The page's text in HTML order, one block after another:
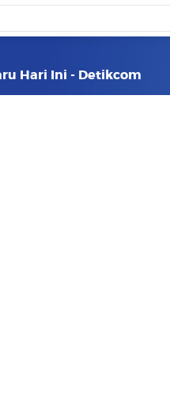
Hari Ini - Detikcom